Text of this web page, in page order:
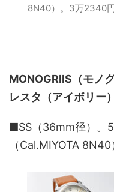
8N40）。3万2340
MONOGRIIS（モノグ
レスタ（アイボリー）
■SS（36mm径）。
（Cal.MIYOTA